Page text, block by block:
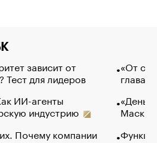
зависит от
Тест для лидеров
ИИ-агенты
индустрию
Почему компании
«От
глава
Маск в